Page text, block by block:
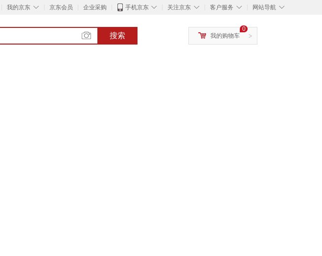
◇
我的京东 京东会员 企业采购 ◇
手机京东 ◇
关注京东 ◇
客户服务 ◇
网站导航
搜索 >
0
我的购物车